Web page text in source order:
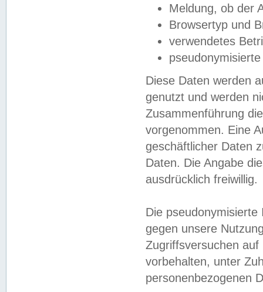
Meldung, ob der
Browsertyp und
verwendetes
Diese Daten werden
genutzt und werden
Zusammenführung
vorgenommen. Eine
geschäftlicher Daten
Daten. Die Angabe
ausdrücklich freiwillig.
Die
gegen unsere
Zugriffsversuchen
vorbehalten, unter
personenbezogenen